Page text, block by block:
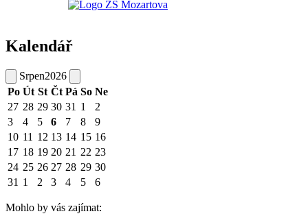
Kalendář
Srpen2026
Po Út St Čt Pá So Ne
27 28 29 30 31 1
2
3
4 5 6 7 8
9
10 11 12 13 14 15 16
17 18 19 20 21 22 23
24 25 26 27 28 29 30
31 1 2 3 4 5 6
Mohlo by vás zajímat: